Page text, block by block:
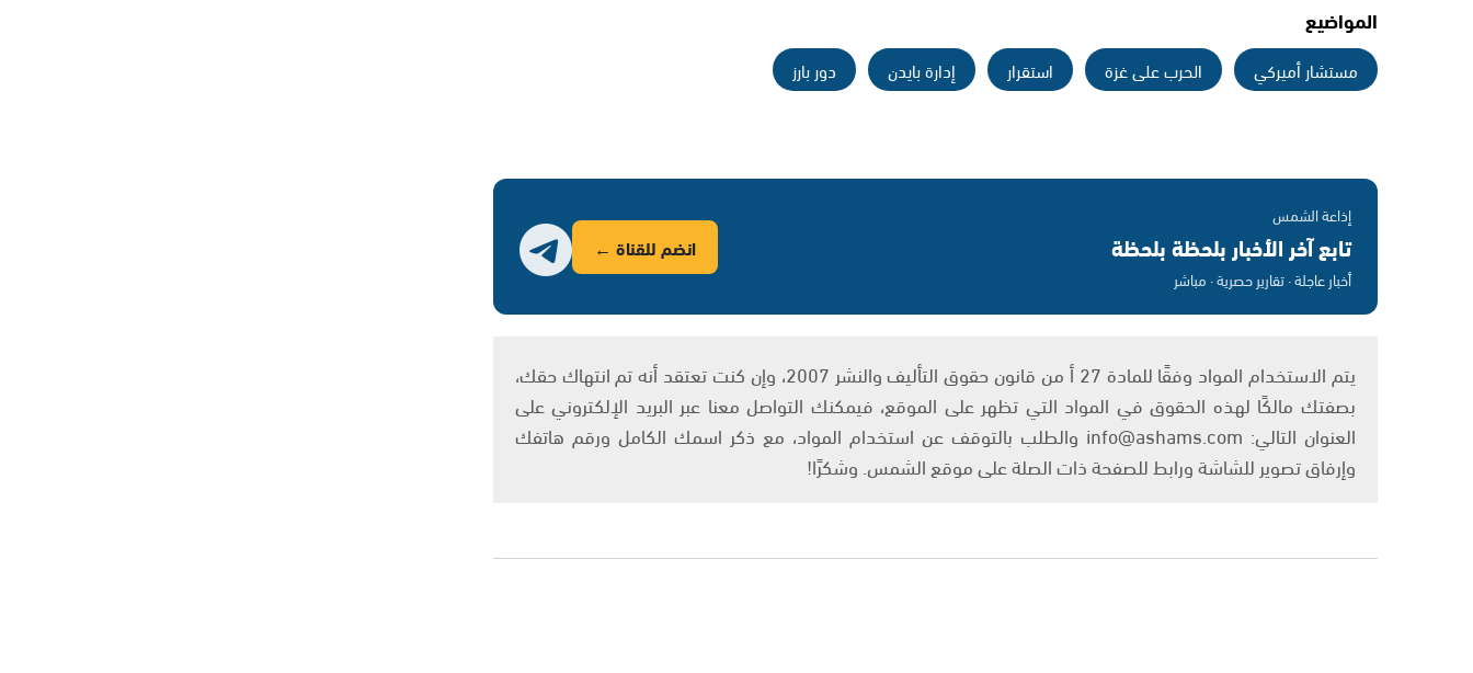
المواضيع
مستشار أميركي الحرب على غزة استقرار إدارة بايدن دور بارز
إذاعة الشمس
تابع آخر الأخبار بلحظة بلحظة
أخبار عاجلة · تقارير حصرية · مباشر
انضم للقناة ←
يتم الاستخدام المواد وفقًا للمادة 27 أ من قانون حقوق التأليف والنشر 2007، وإن كنت تعتقد أنه تم انتهاك حقك،
بصفتك مالكًا لهذه الحقوق في المواد التي تظهر على الموقع، فيمكنك التواصل معنا عبر البريد الإلكتروني على
العنوان التالي: info@ashams.com والطلب بالتوقف عن استخدام المواد، مع ذكر اسمك الكامل ورقم هاتفك
وإرفاق تصوير للشاشة ورابط للصفحة ذات الصلة على موقع الشمس. وشكرًا!